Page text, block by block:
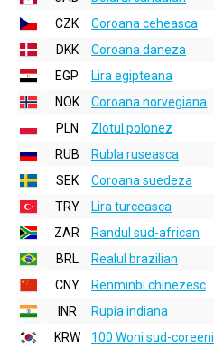
CZK
Coroana ceheasca
DKK
Coroana daneza
EGP
Lira egipteana
NOK
Coroana norvegiana
PLN
Zlotul polonez
RUB
Rubla ruseasca
SEK
Coroana suedeza
TRY
Lira turceasca
ZAR
Randul sud-african
BRL
Realul brazilian
CNY
Renminbi chinezesc
INR
Rupia indiana
KRW
100 Woni sud-coreeni